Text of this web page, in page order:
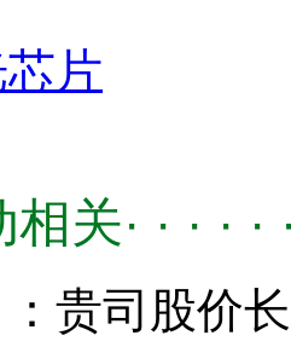
片
关· · · · ·
：贵司股价